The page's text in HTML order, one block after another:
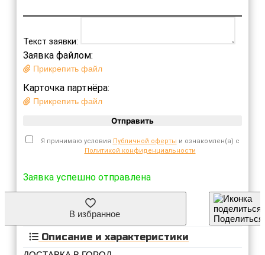
Текст заявки:
Заявка файлом:
Прикрепить файл
Карточка партнёра:
Прикрепить файл
Отправить
Я принимаю условия Публичной оферты и ознакомлен(а) с
Политикой конфиденциальности
Заявка успешно отправлена
В избранное Поделиться
Описание и характеристики